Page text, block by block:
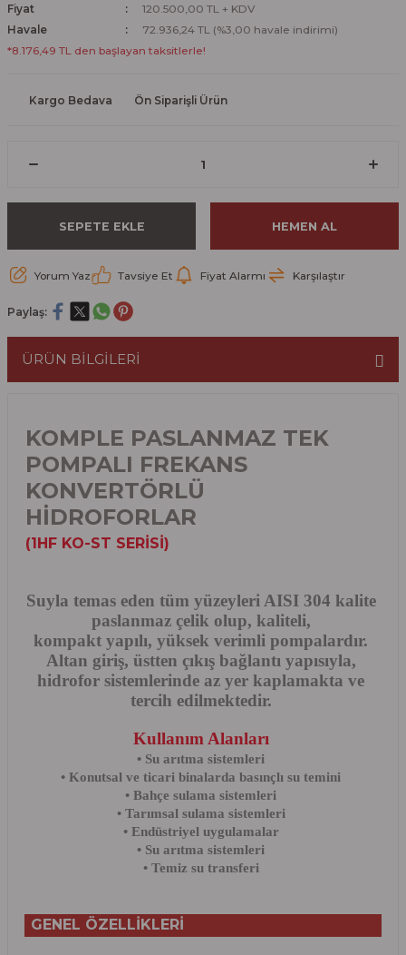
Fiyat
120.500,00 TL + KDV
Havale
72.936,24 TL (%3,00 havale indirimi)
*8.176,49 TL den başlayan taksitlerle!
Kargo Bedava Ön Siparişli Ürün
SEPETE EKLE HEMEN AL
Yorum Yaz Tavsiye Et Fiyat Alarmı Karşılaştır
Paylaş:
ÜRÜN BİLGİLERİ
KOMPLE PASLANMAZ TEK
POMPALI FREKANS
KONVERTÖRLÜ
HİDROFORLAR
(1HF KO-ST SERİSİ)
Suyla temas eden tüm yüzeyleri AISI 304 kalite
paslanmaz çelik olup, kaliteli,
kompakt yapılı, yüksek verimli pompalardır.
Altan giriş, üstten çıkış bağlantı yapısıyla,
hidrofor sistemlerinde az yer kaplamakta ve
tercih edilmektedir.
Kullanım Alanları
• Su arıtma sistemleri
• Konutsal ve ticari binalarda basınçlı su temini
• Bahçe sulama sistemleri
• Tarımsal sulama sistemleri
• Endüstriyel uygulamalar
• Su arıtma sistemleri
• Temiz su transferi
GENEL ÖZELLİKLERİ